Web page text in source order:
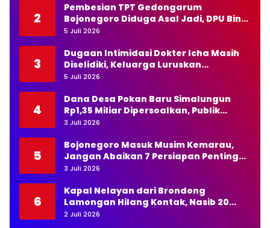
2
Pembesian TPT Gedongarum
Bojonegoro Diduga Asal Jadi, DPU Bina
Marga Diminta Bertindak Tegas
5 Juli 2026
3
Dugaan Intimidasi Dokter Icha Masih
Diselidiki, Keluarga Luruskan
Pernyataan Kapolda NTT
5 Juli 2026
4
Dana Desa Pokan Baru Simalungun
Rp1,35 Miliar Dipersoalkan, Publik
Pertanyakan Transparansi Kades
3 Juli 2026
5
Bojonegoro Masuk Musim Kemarau,
Jangan Abaikan 7 Persiapan Penting
Ini
3 Juli 2026
6
Kapal Nelayan dari Brondong
Lamongan Hilang Kontak, Nasib 20
Awak Masih Dicari
2 Juli 2026